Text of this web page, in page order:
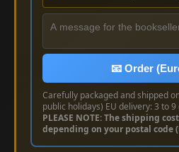
📧 Order
Carefully packaged and shipped
public holidays) EU delivery: 3 to
PLEASE NOTE: The shipping
depending on your postal code